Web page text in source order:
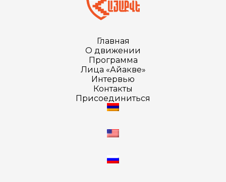
Главная
О движении
Программа
Лица «Айакве»
Интервью
Контакты
Присоединиться